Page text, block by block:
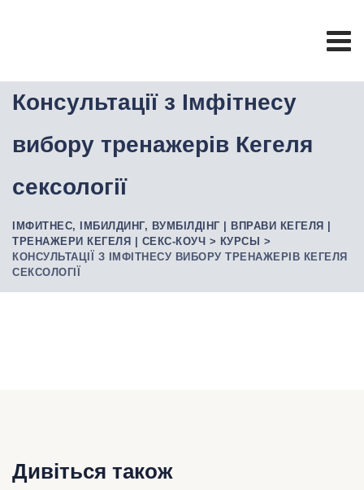
Консультації з Імфітнесу
вибору тренажерів Кегеля
сексології
ІМФИТНЕС, ІМБИЛДИНГ, ВУМБІЛДІНГ | ВПРАВИ КЕГЕЛЯ |
ТРЕНАЖЕРИ КЕГЕЛЯ | СЕКС-КОУЧ > КУРСЫ >
КОНСУЛЬТАЦІЇ З ІМФІТНЕСУ ВИБОРУ ТРЕНАЖЕРІВ КЕГЕЛЯ
СЕКСОЛОГІЇ
Дивіться також